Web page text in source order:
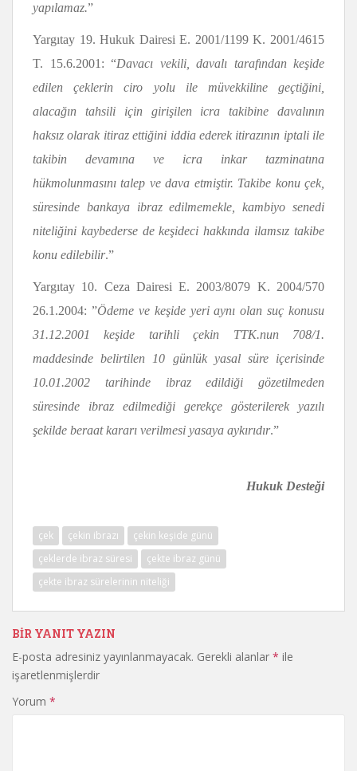
yapılamaz.”
Yargıtay 19. Hukuk Dairesi E. 2001/1199 K. 2001/4615
T. 15.6.2001: “Davacı vekili, davalı tarafından keşide
edilen çeklerin ciro yolu ile müvekkiline geçtiğini,
alacağın tahsili için girişilen icra takibine davalının
haksız olarak itiraz ettiğini iddia ederek itirazının iptali ile
takibin devamına ve icra inkar tazminatına
hükmolunmasını talep ve dava etmiştir. Takibe konu çek,
süresinde bankaya ibraz edilmemekle, kambiyo senedi
niteliğini kaybederse de keşideci hakkında ilamsız takibe
konu edilebilir.”
Yargıtay 10. Ceza Dairesi E. 2003/8079 K. 2004/570
26.1.2004: ”Ödeme ve keşide yeri aynı olan suç konusu
31.12.2001 keşide tarihli çekin TTK.nun 708/1.
maddesinde belirtilen 10 günlük yasal süre içerisinde
10.01.2002 tarihinde ibraz edildiği gözetilmeden
süresinde ibraz edilmediği gerekçe gösterilerek yazılı
şekilde beraat kararı verilmesi yasaya aykırıdır.”
Hukuk Desteği
çek çekin ibrazı
çekin keşide günü
çeklerde ibraz süresi
çekte ibraz günü
çekte ibraz sürelerinin niteliği
BIR YANIT YAZIN
E-posta adresiniz yayınlanmayacak. Gerekli alanlar * ile
işaretlenmişlerdir
Yorum *